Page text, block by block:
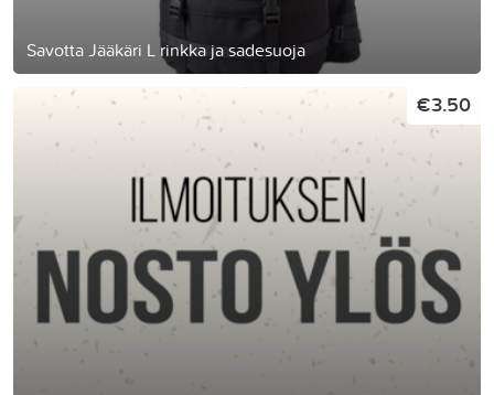
Savotta Jääkäri L rinkka ja sadesuoja
€3.50